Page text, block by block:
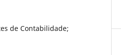
de Contabilidade;